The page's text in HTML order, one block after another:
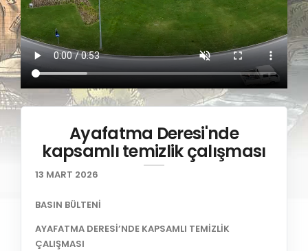
Ayafatma Deresi'nde
kapsamlı temizlik çalışması
13 MART 2026
BASIN BÜLTENİ
AYAFATMA DERESİ’NDE KAPSAMLI TEMİZLİK
ÇALIŞMASI